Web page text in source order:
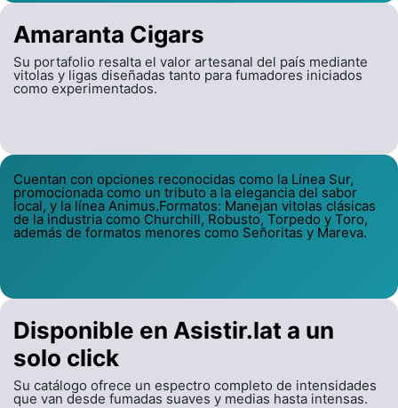
Amaranta Cigars
Su portafolio resalta el valor artesanal del país mediante
vitolas y ligas diseñadas tanto para fumadores iniciados
como experimentados.
Cuentan con opciones reconocidas como la Línea Sur,
promocionada como un tributo a la elegancia del sabor
local, y la línea Animus.Formatos: Manejan vitolas clásicas
de la industria como Churchill, Robusto, Torpedo y Toro,
además de formatos menores como Señoritas y Mareva.
Disponible en Asistir.lat a un
solo click
Su catálogo ofrece un espectro completo de intensidades
que van desde fumadas suaves y medias hasta intensas.